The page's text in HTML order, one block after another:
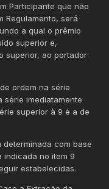
Participante que não
Regulamento, será
a qual o prêmio
superior e,
superior, ao portador
ordem na série
série imediatamente
superior à 9 é a de
com base
indicada no item 9
estabelecidas.